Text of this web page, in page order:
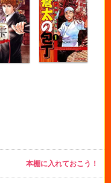
本棚に入れておこう！